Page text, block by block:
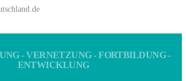
- VERNETZUNG - FORTBILDUNG -
ENTWICKLUNG